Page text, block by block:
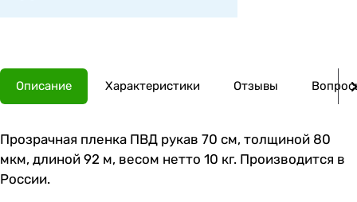
Описание Характеристики Отзывы
Прозрачная пленка ПВД рукав 70 см, толщиной 80
мкм, длиной 92 м, весом нетто 10 кг. Производится в
России.